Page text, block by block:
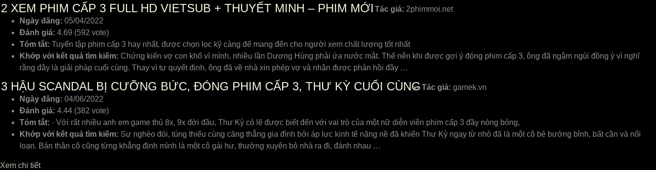
2 XEM PHIM CẤP 3 FULL HD VIETSUB + THUYẾT MINH – PHIM MỚI Tác giả: 2phimmoi.net
Ngày đăng: 05/04/2022
Đánh giá: 4.69 (592 vote)
Tóm tắt: Tuyển tập phim cấp 3 hay nhất, được chọn lọc kỹ càng để mang đến cho người xem chất lượng tốt nhất
Khớp với kết quả tìm kiếm: Chứng kiến vợ con khổ vì mình, nhiều lần Dương Hùng phải ứa nước mắt. Thế nên khi được gợi ý đóng phim cấp 3, ông đã ngậm ngùi đồng ý vì nghĩ
rằng đây là giải pháp cuối cùng. Thay vì tự quyết định, ông đã về nhà xin phép vợ và nhận được phản hồi đầy …
3 HẬU SCANDAL BỊ CƯỠNG BỨC, ĐÓNG PHIM CẤP 3, THƯ KỲ CUỐI CÙNG Tác giả: gamek.vn
Ngày đăng: 04/06/2022
Đánh giá: 4.44 (382 vote)
Tóm tắt: · Với rất nhiều anh em game thủ 8x, 9x đời đầu, Thư Kỳ có lẽ được biết đến với vai trò của một nữ diễn viên phim cấp 3 đầy nóng bỏng,
Khớp với kết quả tìm kiếm: Sự nghèo đói, túng thiếu cùng căng thẳng gia đình bởi áp lực kinh tế nặng nề đã khiến Thư Kỳ ngay từ nhỏ đã là một cô bé bướng bỉnh, bất cần và nổi
loạn. Bản thân cô cũng từng khẳng định mình là một cô gái hư, thường xuyên bỏ nhà ra đi, đánh nhau …
Xem chi tiết